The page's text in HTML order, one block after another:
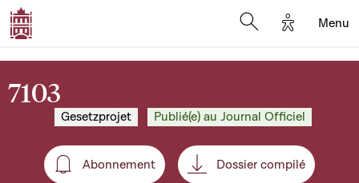
Options
Menu
7103
Gesetzprojet Publié(e) au Journal Officiel
Abonnement
Abonnement Dossier compilé